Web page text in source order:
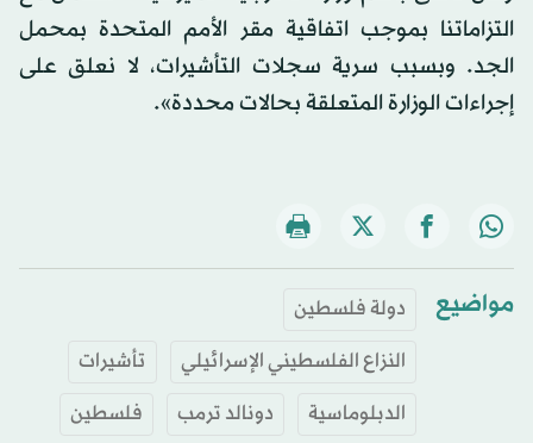
التزاماتنا بموجب ‌اتفاقية مقر الأمم المتحدة بمحمل
الجد. وبسبب سرية سجلات التأشيرات، لا نعلق على
‌إجراءات الوزارة المتعلقة بحالات محددة».
مواضيع
دولة فلسطين
النزاع الفلسطيني الإسرائيلي
تأشيرات
الدبلوماسية
دونالد ترمب
فلسطين